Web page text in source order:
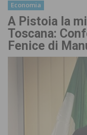
Economia
A Pistoia la
Toscana:
Fenice di